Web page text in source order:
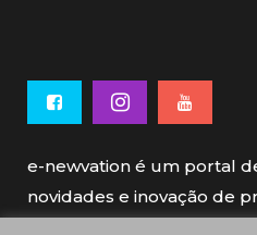
e-newvation é um portal
novidades e inovação de